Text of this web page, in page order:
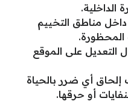
الداخلية.
داخل مناطق التخييم
المحظورة.
التعديل على الموقع
إلحاق أي ضرر بالحياة
أو حرقها.